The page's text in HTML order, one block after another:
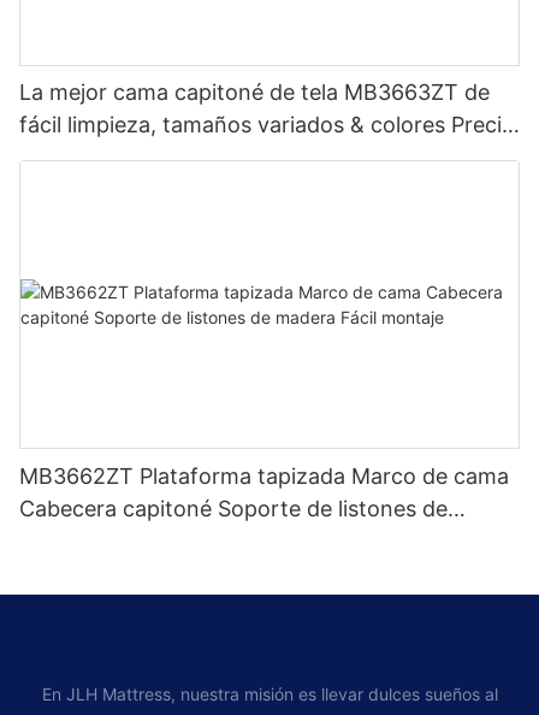
La mejor cama capitoné de tela MB3663ZT de
fácil limpieza, tamaños variados & colores Precio
de fábrica - Muebles JLH
MB3662ZT Plataforma tapizada Marco de cama
Cabecera capitoné Soporte de listones de
En JLH Mattress, nuestra misión es llevar dulces sueños al